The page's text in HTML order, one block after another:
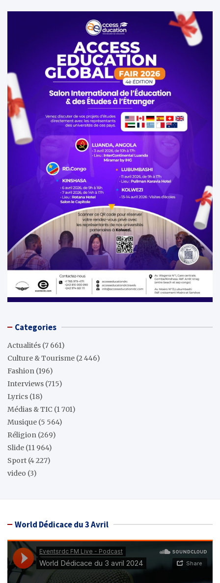
Categories
Actualités (7 661)
Culture & Tourisme (2 446)
Fashion (196)
Interviews (715)
Lyrics (18)
Médias & TIC (1 701)
Musique (5 564)
Réligion (269)
Slide (11 964)
Sport (4 227)
video (3)
World Dédicace du 3 Avril